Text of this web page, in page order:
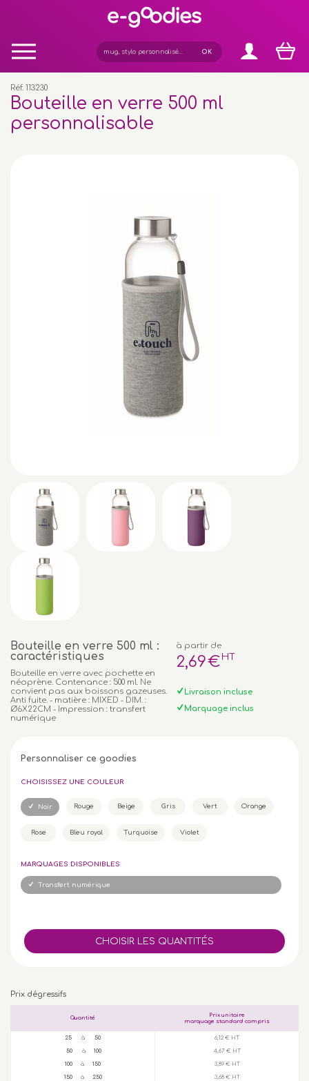
Réf. 113230
Bouteille en verre 500 ml
personnalisable
Bouteille en verre 500 ml :
caractéristiques
Bouteille en verre avec pochette en
néoprène. Contenance : 500 ml. Ne
convient pas aux boissons gazeuses.
Anti fuite. - matière : MIXED - DIM. :
Ø6X22CM - Impression : transfert
numérique
à partir de
2,69€ HT
Livraison incluse
Marquage inclus
Personnaliser ce goodies
CHOISISSEZ UNE COULEUR
Noir Rouge Beige Gris Vert Orange
Rose Bleu royal Turquoise Violet
MARQUAGES DISPONIBLES
Transfert numérique
Prix dégressifs
Quantité
Prix unitaire
marquage standard compris
25 à 50 6,12 € HT
50à 100 4,67 € HT
100 à 150 3,89 € HT
150à 250 3,68 € HT